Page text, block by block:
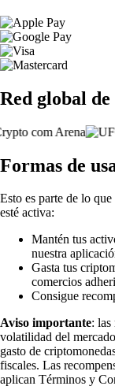
Red global
Formas de
Esto es parte de lo
esté activa:
Mantén tus
nuestra
Gasta tus
comercios
Consigue
Aviso importante: las
volatilidad del
gasto de
fiscales. Las
aplican Términos y